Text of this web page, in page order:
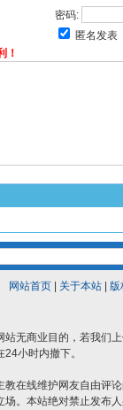
密码:
匿名发表
！
网站首页| 关于本站| 版
站无商业目的，若我们
24小时内撤下。
教在线维护网友自由评
场。本站绝对禁止发布